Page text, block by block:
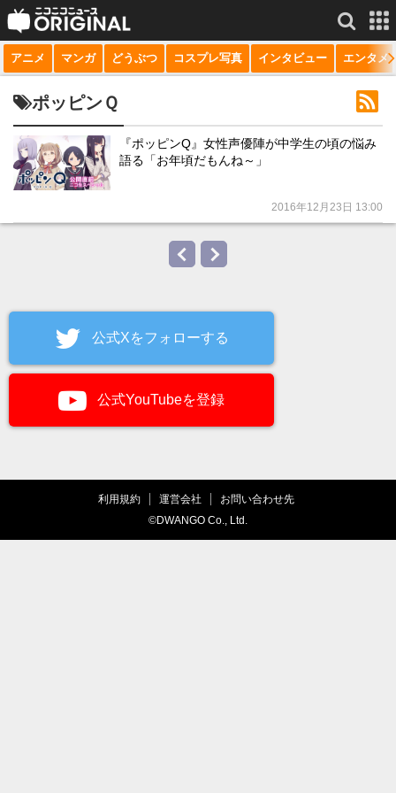
サービス一覧 もっと見る
niconico
動画
生放送
ニコニコQ
アニメ マンガ どうぶつ コスプレ写真 インタビュー エンタメ
ポッピンＱ
『ポッピンQ』女性声優陣が中学生の頃の悩み
語る「お年頃だもんね～」
2016年12月23日 13:00
公式Xをフォローする
公式YouTubeを登録
利用規約 運営会社
お問い合わせ先
©DWANGO Co., Ltd.